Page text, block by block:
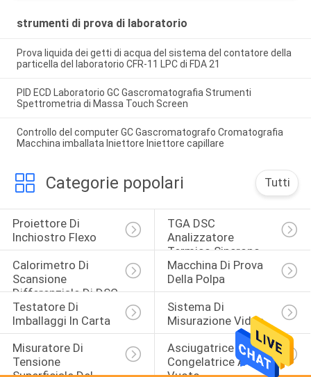
strumenti di prova di laboratorio
Prova liquida dei getti di acqua del sistema del contatore della
particella del laboratorio CFR-11 LPC di FDA 21
PID ECD Laboratorio GC Gascromatografia Strumenti
Spettrometria di Massa Touch Screen
Controllo del computer GC Gascromatografo Cromatografia
Macchina imballata Iniettore Iniettore capillare
Categorie popolari Tutti
Proiettore Di
Inchiostro Flexo
TGA DSC
Analizzatore
Termico Sincrono
Calorimetro Di
Scansione
Differenziale Di DSC
Macchina Di Prova
Della Polpa
Testatore Di
Imballaggi In Carta
Sistema Di
Misurazione Video
Misuratore Di
Tensione
Asciugatrice
Congelatrice A